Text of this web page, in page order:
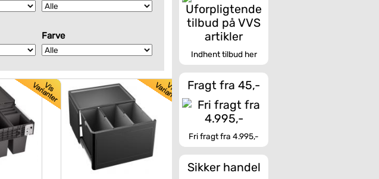
Farve
Indhent tilbud her
Fragt fra 45,-
Fri fragt fra 4.995,-
Sikker handel